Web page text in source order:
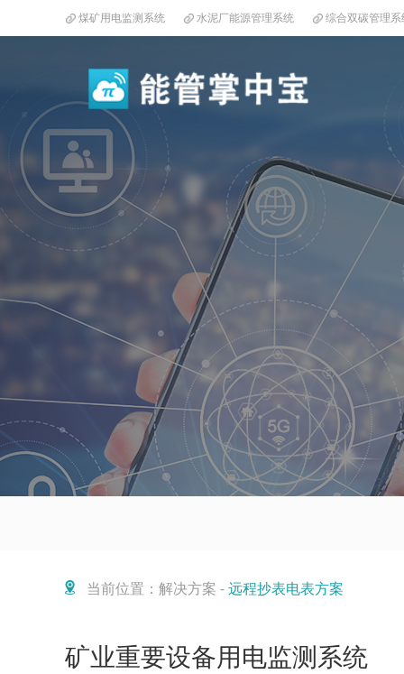
煤矿用电监测系统 水泥厂能源管理系统 综合双碳管理系
当前位置：解决方案 -远程抄表电表方案
矿业重要设备用电监测系统